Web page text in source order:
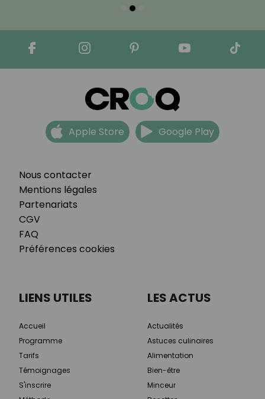
Nous contacter
Mentions légales
Partenariats
CGV
FAQ
Préférences cookies
Apple Store Google Play
LIENS UTILES
Accueil
Programme
Tarifs
Témoignages
S'inscrire
LES ACTUS
Actualités
Astuces culinaires
Alimentation
Bien-être
Minceur